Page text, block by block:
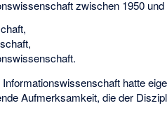
zwischen 1950
,
hatte
Aufmerksamkeit, die der